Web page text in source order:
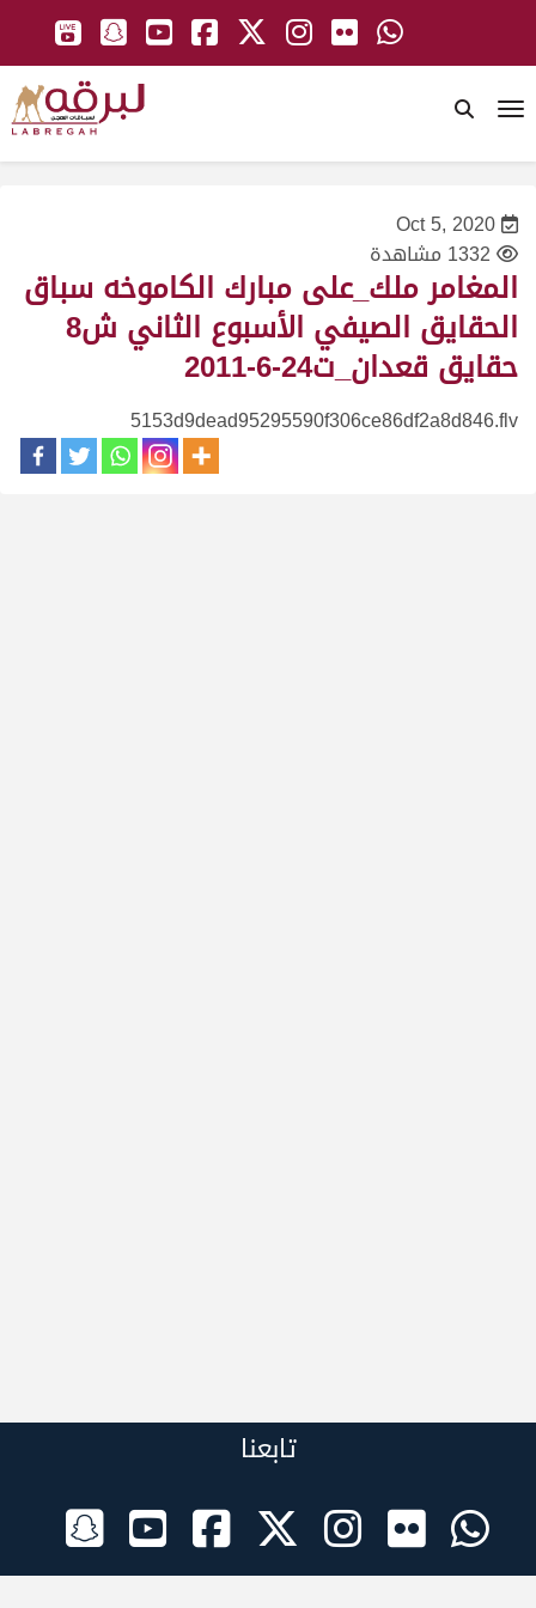
Oct 5, 2020
1332 مشاهدة
المغامر ملك_على مبارك الكاموخه سباق
الحقايق الصيفي الأسبوع الثاني ش8
حقايق قعدان_ت24-6-2011
5153d9dead95295590f306ce86df2a8d846.flv
تابعنا